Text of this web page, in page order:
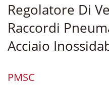
Regolatore Di
Raccordi
Acciaio
PMSC